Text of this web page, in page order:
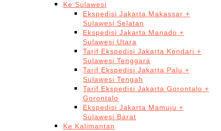
Ke Sulawesi
Ekspedisi Jakarta Makassar +
Sulawesi Selatan
Ekspedisi Jakarta Manado +
Sulawesi Utara
Tarif Ekspedisi Jakarta Kendari +
Sulawesi Tenggara
Tarif Ekspedisi Jakarta Palu +
Sulawesi Tengah
Tarif Ekspedisi Jakarta Gorontalo +
Gorontalo
Ekspedisi Jakarta Mamuju +
Sulawesi Barat
Ke Kalimantan